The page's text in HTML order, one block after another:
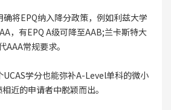
将EPQ纳入降分政策，例如利兹大学
，有EPQ A级可降至AAB;兰卡斯特大
AAA常规要求。
学分也能弥补A-Level单科的微小
近的申请者中脱颖而出。